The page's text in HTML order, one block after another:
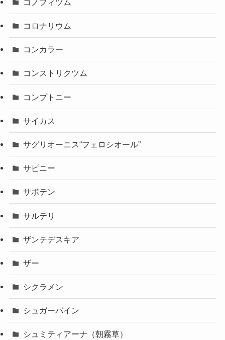
コノフィツム
コロナリウム
コンカラー
コンストリクツム
コンプトニー
サイカス
サグリオーニス“フェロシオール”
サピニー
サボテン
サルテリ
ザンテデスキア
ザー
シクラメン
シュガーバイン
シュミティアーナ（朝霧草）